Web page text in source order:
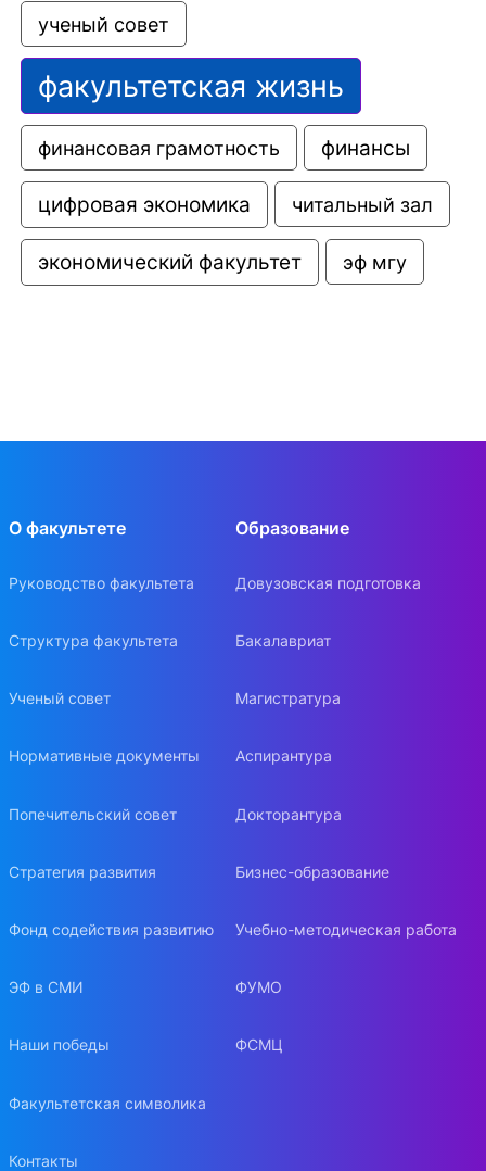
ученый совет
факультетская жизнь
финансовая грамотность финансы
цифровая экономика читальный зал
экономический факультет эф мгу
О факультете
Руководство факультета
Структура факультета
Ученый совет
Нормативные документы
Попечительский совет
Стратегия развития
Фонд содействия развитию
ЭФ в СМИ
Наши победы
Факультетская символика
Контакты
Образование
Довузовская подготовка
Бакалавриат
Магистратура
Аспирантура
Докторантура
Бизнес-образование
Учебно-методическая работа
ФУМО
ФСМЦ